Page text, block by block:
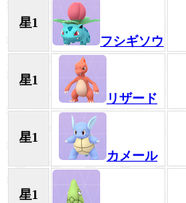
星1
フシギソウ
星1
リザード
星1
カメール
星1